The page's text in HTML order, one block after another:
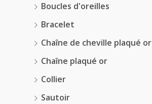
Boucles d'oreilles
Bracelet
Chaîne de cheville plaqué or
Chaîne plaqué or
Collier
Sautoir